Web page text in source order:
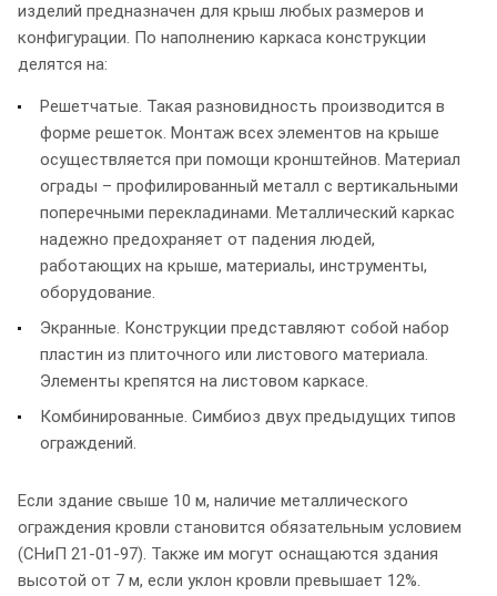
изделий предназначен для крыш любых размеров и
конфигурации. По наполнению каркаса конструкции
делятся на:
Решетчатые. Такая разновидность производится в
форме решеток. Монтаж всех элементов на крыше
осуществляется при помощи кронштейнов. Материал
ограды – профилированный металл с вертикальными
поперечными перекладинами. Металлический каркас
надежно предохраняет от падения людей,
работающих на крыше, материалы, инструменты,
оборудование.
Экранные. Конструкции представляют собой набор
пластин из плиточного или листового материала.
Элементы крепятся на листовом каркасе.
Комбинированные. Симбиоз двух предыдущих типов
ограждений.
Если здание свыше 10 м, наличие металлического
ограждения кровли становится обязательным условием
(СНиП 21-01-97). Также им могут оснащаются здания
высотой от 7 м, если уклон кровли превышает 12%.